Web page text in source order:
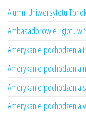
Alumni Uniwersytetu
Ambasadorowie Egiptu w
Amerykanie pochodzenia
Amerykanie pochodzenia
Amerykanie pochodzenia
Amerykanie pochodzenia